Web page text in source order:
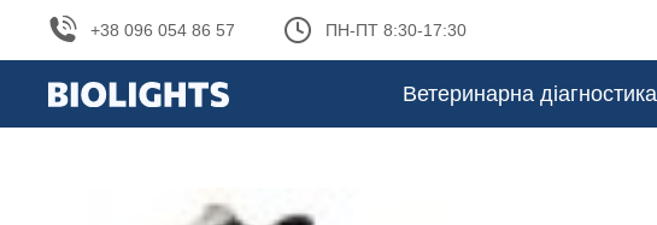
+38 096 054 86 57 ПН-ПТ 8:30-17:30
Ветеринарна діагностика